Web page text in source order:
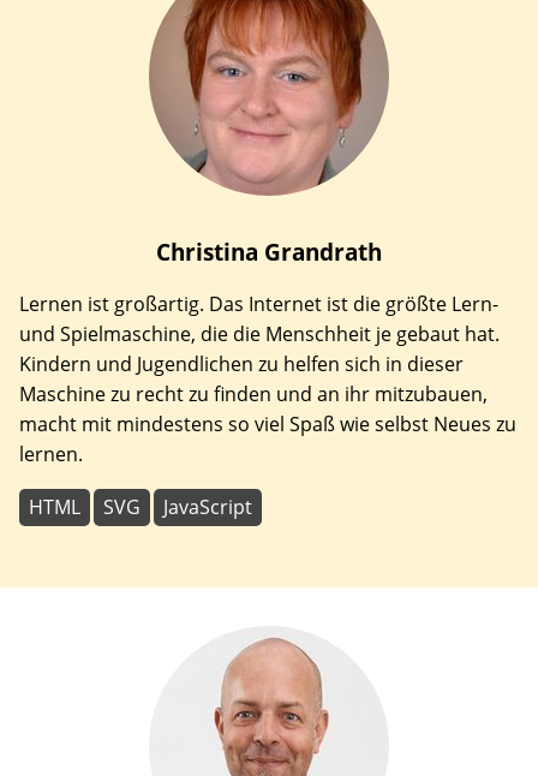
Christina Grandrath
Lernen ist großartig. Das Internet ist die größte Lern-
und Spielmaschine, die die Menschheit je gebaut hat.
Kindern und Jugendlichen zu helfen sich in dieser
Maschine zu recht zu finden und an ihr mitzubauen,
macht mit mindestens so viel Spaß wie selbst Neues zu
lernen.
HTML SVG JavaScript